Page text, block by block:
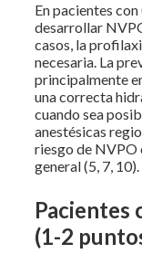
En pacientes
desarrollar
casos, la
necesaria. La
principalmente
una correcta
cuando sea
anestésicas
riesgo de NVPO
general (5, 7, 10).
Pacientes
(1-2